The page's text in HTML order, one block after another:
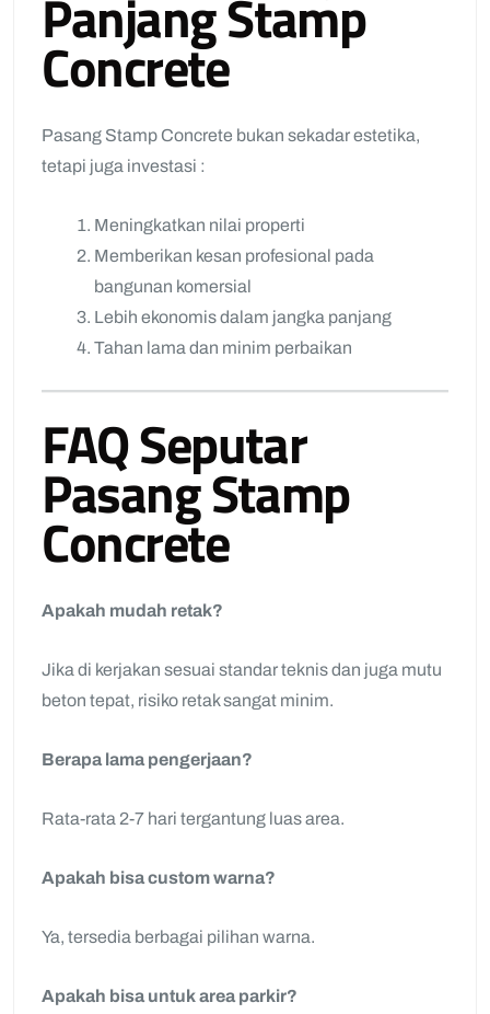
Panjang Stamp
Concrete
Pasang Stamp Concrete bukan sekadar estetika,
tetapi juga investasi :
Meningkatkan nilai properti
Memberikan kesan profesional pada
bangunan komersial
Lebih ekonomis dalam jangka panjang
Tahan lama dan minim perbaikan
FAQ Seputar
Pasang Stamp
Concrete
Apakah mudah retak?
Jika di kerjakan sesuai standar teknis dan juga mutu
beton tepat, risiko retak sangat minim.
Berapa lama pengerjaan?
Rata-rata 2-7 hari tergantung luas area.
Apakah bisa custom warna?
Ya, tersedia berbagai pilihan warna.
Apakah bisa untuk area parkir?